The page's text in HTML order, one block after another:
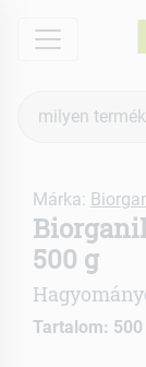
menu
keresés
Márka:
500 g
Tartalom: 500